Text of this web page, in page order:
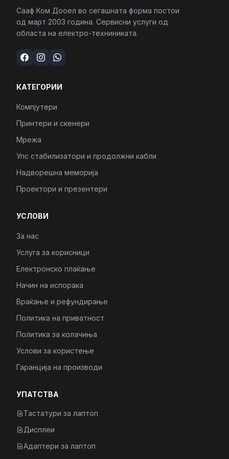
Сааф Ком Дооел во сегашната форма постои
од март 2003 година. Сервисни услуги од
областа на електро-техниниката.
КАТЕГОРИИ
Компјутери
Принтери и скенери
Мрежа
Упс стабилизатори и продолжни кабли
Надворешна меморија
Проектори и презентери
УСЛОВИ
За нас
Услуга за корисници
Електронско плаќање
Начин на испорака
Враќање и рефундирање
Политика на приватност
Политика за колачиња
Услови за користење
Гаранција на производи
УПАТСТВА
Тастатури за лаптоп
Дисплеи
Адаптери за лаптоп